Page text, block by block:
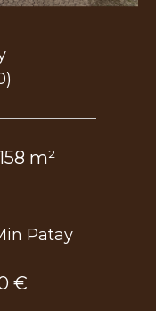
m²
Patay
€